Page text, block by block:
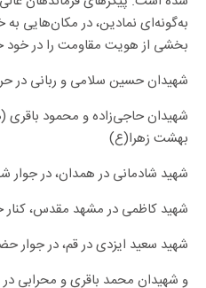
به‌گونه‌ای نمادین، در مکان‌هایی
بخشی از هویت مقاومت را در خود
شهیدان حسین سلامی و ربانی در
شهیدان حاجی‌زاده و محمود باقری
بهشت زهرا(ع)
شهید شادمانی در همدان، در جوار
شهید کاظمی در مشهد مقدس،
شهید سعید ایزدی در قم، در